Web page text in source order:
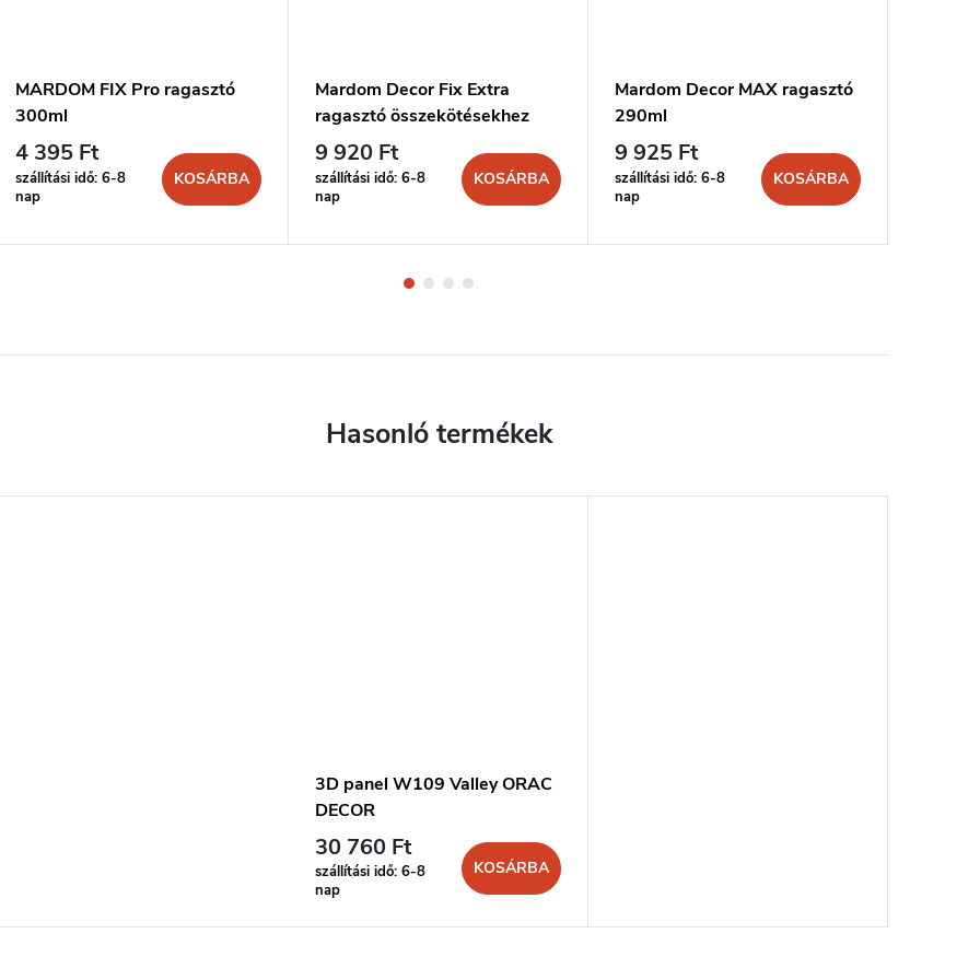
MARDOM FIX Pro ragasztó
300ml
4 395 Ft
szállítási idő: 6-8
nap
KOSÁRBA
Mardom Decor Fix Extra
ragasztó összekötésekhez
300ml
9 920 Ft
szállítási idő: 6-8
nap
KOSÁRBA
Mardom Decor MAX ragasztó
290ml
9 925 Ft
szállítási idő: 6-8
nap
KOSÁRBA
3D panel W109 Valley ORAC
DECOR
30 760 Ft
szállítási idő: 6-8
nap
KOSÁRBA